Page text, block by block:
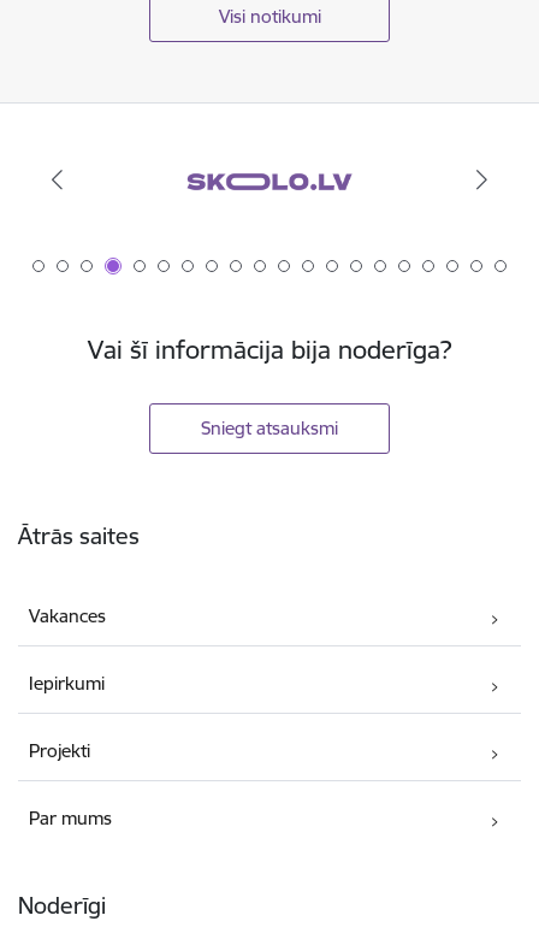
Visi notikumi
Vai šī informācija bija noderīga?
Sniegt atsauksmi
Ātrās saites
Vakances
Iepirkumi
Projekti
Par mums
Noderīgi